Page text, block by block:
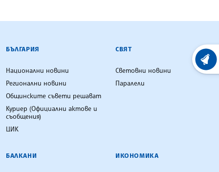
БЪЛГАРСКА ТЕЛЕГРАФНА АГЕНЦИЯ
БЪЛГАРИЯ
Национални новини
Регионални новини
Общинските съвети решават
Куриер (Официални актове и
съобщения)
ЦИК
СВЯТ
Световни новини
Паралели
БАЛКАНИ ИКОНОМИКА